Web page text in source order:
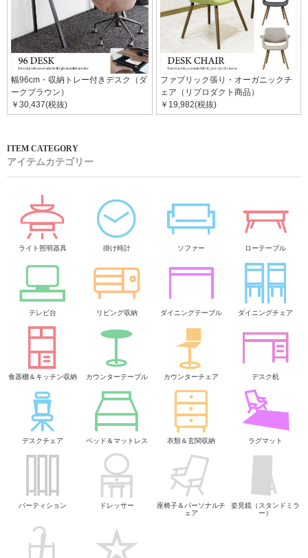
幅96cm・収納トレー付きデスク（ダ
ークブラウン）
￥30,437(税抜)
ファブリック張り・オーガニックチ
ェア（リプロダクト商品）
￥19,982(税抜)
アイテムカテゴリー
ライト照明器具 掛け時計 ソファー ローテーブル
テレビ台 リビング収納 ダイニングテーブル ダイニングチェア
食器棚＆キッチン収納 カウンターテーブル カウンターチェア デスク机
デスクチェア ベッド＆マットレス 衣類＆玄関収納 ラグマット
パーティション ドレッサー
座椅子＆パーソナルチ
ェア
姿見鏡（スタンドミラ
ー）